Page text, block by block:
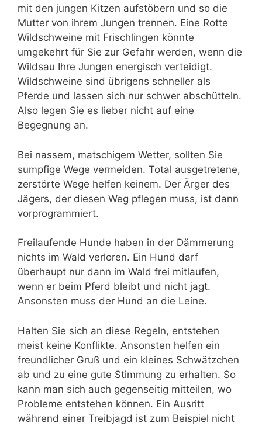
mit den jungen Kitzen aufstöbern und so die
Mutter von ihrem Jungen trennen. Eine Rotte
Wildschweine mit Frischlingen könnte
umgekehrt für Sie zur Gefahr werden, wenn die
Wildsau Ihre Jungen energisch verteidigt.
Wildschweine sind übrigens schneller als
Pferde und lassen sich nur schwer abschütteln.
Also legen Sie es lieber nicht auf eine
Begegnung an.
Bei nassem, matschigem Wetter, sollten Sie
sumpfige Wege vermeiden. Total ausgetretene,
zerstörte Wege helfen keinem. Der Ärger des
Jägers, der diesen Weg pflegen muss, ist dann
vorprogrammiert.
Freilaufende Hunde haben in der Dämmerung
nichts im Wald verloren. Ein Hund darf
überhaupt nur dann im Wald frei mitlaufen,
wenn er beim Pferd bleibt und nicht jagt.
Ansonsten muss der Hund an die Leine.
Halten Sie sich an diese Regeln, entstehen
meist keine Konflikte. Ansonsten helfen ein
freundlicher Gruß und ein kleines Schwätzchen
ab und zu eine gute Stimmung zu erhalten. So
kann man sich auch gegenseitig mitteilen, wo
Probleme entstehen können. Ein Ausritt
während einer Treibjagd ist zum Beispiel nicht